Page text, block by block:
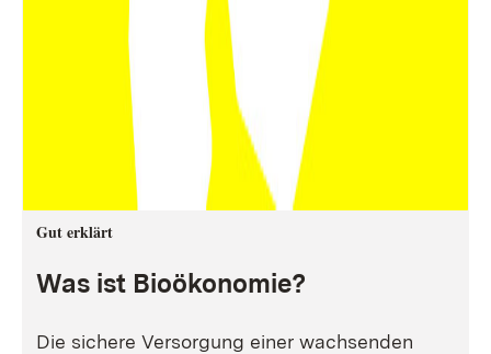
Gut erklärt
Was ist Bioökonomie?
Die sichere Versorgung einer wachsenden